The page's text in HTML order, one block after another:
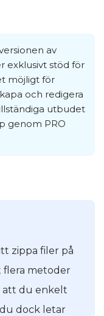
av
exklusivt stöd för
möjligt för
och redigera
utbudet
genom PRO
zippa filer på
flera metoder
att du enkelt
dock letar